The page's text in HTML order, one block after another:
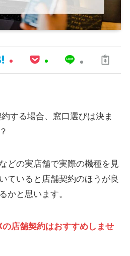
する場合、窓口選びは決ま
どの実店舗で実際の機種を見
ていると店舗契約のほうが良
かと思います。
店舗契約はおすすめしませ